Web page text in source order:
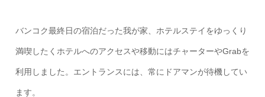
バンコク最終日の宿泊だった我が家、ホテルステイをゆっくり
満喫したくホテルへのアクセスや移動にはチャーターやGrabを
利用しました。エントランスには、常にドアマンが待機してい
ます。